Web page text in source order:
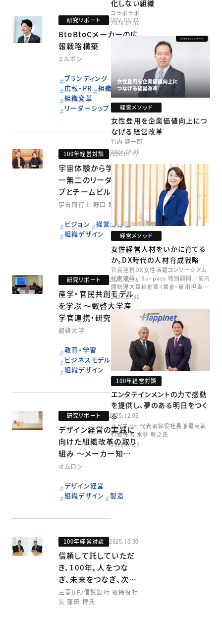
研究リポート 2026.01.27
BtoBtoCメーカーの広
報戦略構築
ミルボン
ブランディング
広報・PR
組織デザイン
組織変革
リーダーシップ
100年経営対談 2026.01.17
宇宙体験から学ぶ、唯
一無二のリーダーシッ
プとチームビルディン
グ
宇宙飛行士 野口 聡一氏
ビジョン
経営者育成
組織デザイン
研究リポート 2025.12.16
産学・官⺠共創モデル
を学ぶ ～叡啓⼤学産
学官連携・研究推進セ
ンターの取り組み～
叡啓大学
教育・学習
ビジネスモデル
組織デザイン
研究リポート 2025.12.05
デザイン経営の実践に
向けた組織改革の取り
組み ～メーカー知財
部門での取り組み事例
オムロン
デザイン経営
組織デザイン
製造
100年経営対談 2025.10.30
信頼して託していただ
き、100年。人をつな
ぎ、未来をつなぎ、次の
100年をひらく。
三菱UFJ信託銀行 取締役社
長 窪田 博氏
化しない組織
コラボラボ
2026.07.30
経営メソッド
女性登用を企業価値向上につ
なげる経営改革
竹内 建一郎
2026.07.30
経営メソッド
女性経営人材をいかに育てる
か。DX時代の人材育成戦略
官民連携DX女性活躍コンソーシアム
代表理事／Surpass 特別顧問／前内
閣総理大臣補佐官（賃金・雇用担当）
矢田 稚子
2026.07.30
100年経営対談
エンタテインメントの力で感動
を提供し、夢のある明日をつく
る
ハピネット 代表取締役社長兼最高執
行責任者 水谷 敏之氏
2026.07.23